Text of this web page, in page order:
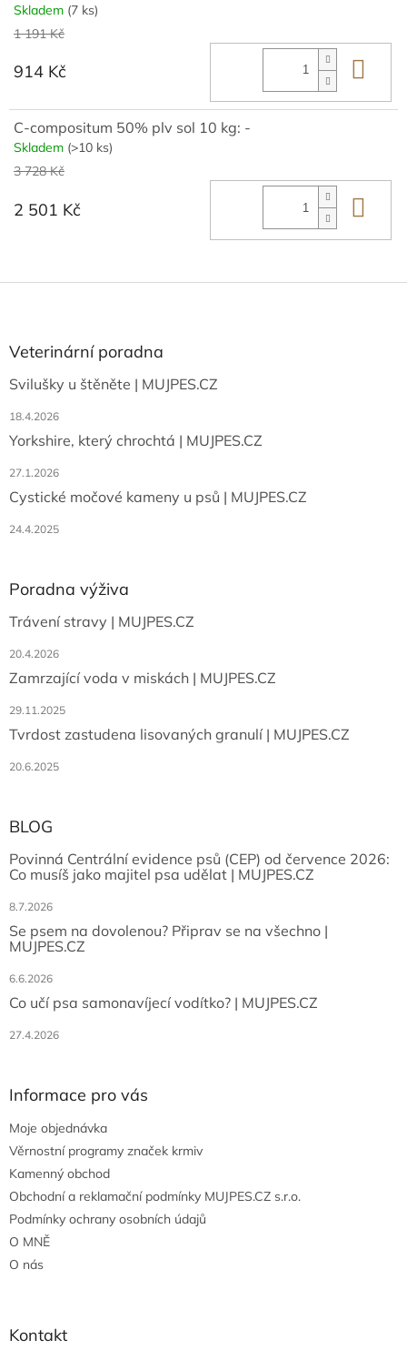
Skladem (7 ks)
1 191 Kč
914 Kč
C-compositum 50% plv sol 10 kg: -
Skladem (>10 ks)
3 728 Kč
2 501 Kč
Z
aVeterinární poradna
Svilušky u štěněte | MUJPES.CZ
18.4.2026
Yorkshire, který chrochtá | MUJPES.CZ
27.1.2026
Cystické močové kameny u psů | MUJPES.CZ
24.4.2025
Poradna výživa
Trávení stravy | MUJPES.CZ
20.4.2026
Zamrzající voda v miskách | MUJPES.CZ
29.11.2025
Tvrdost zastudena lisovaných granulí | MUJPES.CZ
20.6.2025
BLOG
Povinná Centrální evidence psů (CEP) od července 2026:
Co musíš jako majitel psa udělat | MUJPES.CZ
8.7.2026
Se psem na dovolenou? Připrav se na všechno |
MUJPES.CZ
6.6.2026
Co učí psa samonavíjecí vodítko? | MUJPES.CZ
27.4.2026
Informace pro vás
Moje objednávka
Věrnostní programy značek krmiv
Kamenný obchod
Obchodní a reklamační podmínky MUJPES.CZ s.r.o.
Podmínky ochrany osobních údajů
O MNĚ
O nás
Kontakt